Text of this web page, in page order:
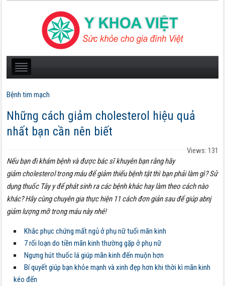
Bệnh tim mạch
Những cách giảm cholesterol hiệu quả
nhất bạn cần nên biết
Views: 131
Nếu bạn đi khám bệnh và được bác sĩ khuyên bạn rằng hãy
giảm cholesterol trong máu để giảm thiểu bệnh tật thì bạn phải làm gì? Sử
dụng thuốc Tây y để phát sinh ra các bệnh khác hay làm theo cách nào
khác? Hãy cùng chuyên gia thực hiện 11 cách đơn giản sau để giúp abnj
giảm lượng mỡ trong máu này nhé!
Khắc phục chứng mất ngủ ở phụ nữ tuổi mãn kinh
7 rối loạn do tiền mãn kinh thường gặp ở phụ nữ
Ngưng hút thuốc lá giúp mãn kinh đến muộn hơn
Bí quyết giúp bạn khỏe mạnh và xinh đẹp hơn khi thời kì mãn kinh
kéo đến